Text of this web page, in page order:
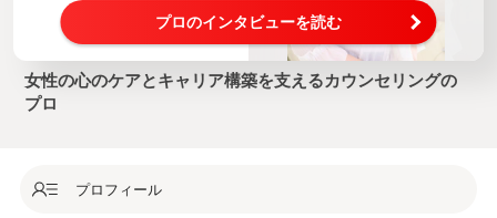
プロのインタビューを読む
女性の心のケアとキャリア構築を支えるカウンセリングの
プロ
プロフィール